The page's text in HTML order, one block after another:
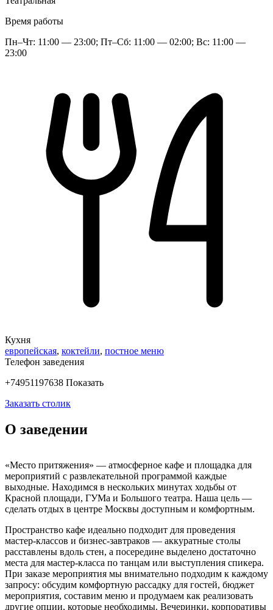
Время работы
Пн–Чт: 11:00 — 23:00; Пт–Сб: 11:00 — 02:00; Вс: 11:00 —
23:00
Кухня
европейская, коктейли, постное меню
Телефон заведения
+74951197638 Показать
Заказать столик
О заведении
«Место притяжения» — атмосферное кафе и площадка для
мероприятий с развлекательной программой каждые
выходные. Находимся в нескольких минутах ходьбы от
Красной площади, ГУМа и Большого театра. Наша цель —
сделать отдых в центре Москвы доступным и комфортным.
Пространство кафе идеально подходит для проведения
мастер-классов и бизнес-завтраков — аккуратные столы
расставлены вдоль стен, а посередине выделено достаточно
места для мастер-класса по танцам или выступления спикера.
При заказе мероприятия мы внимательно подходим к каждому
запросу: обсудим комфортную рассадку для гостей, бюджет
мероприятия, составим меню и продумаем как реализовать
другие опции, которые необходимы. Вечеринки, корпоративы